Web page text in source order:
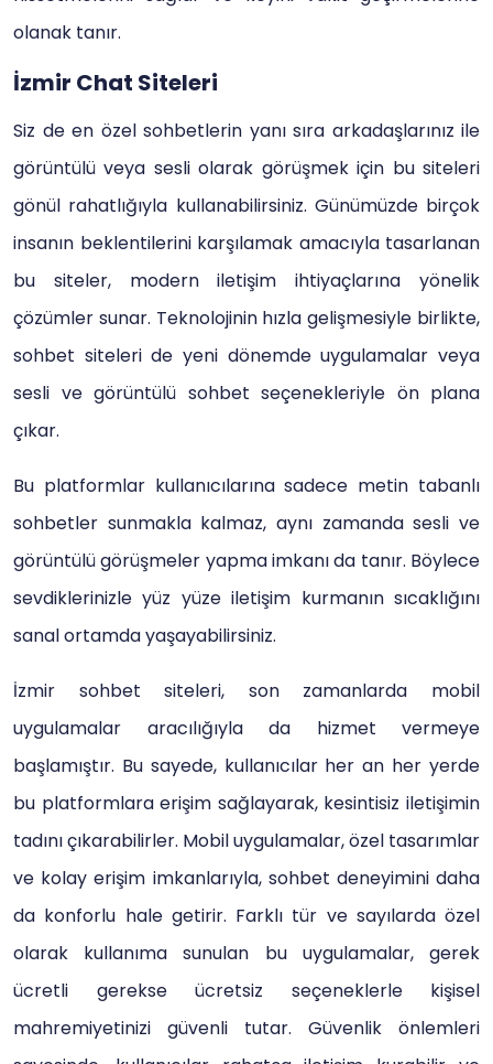
olanak tanır.
İzmir Chat Siteleri
Siz de en özel sohbetlerin yanı sıra arkadaşlarınız ile
görüntülü veya sesli olarak görüşmek için bu siteleri
gönül rahatlığıyla kullanabilirsiniz. Günümüzde birçok
insanın beklentilerini karşılamak amacıyla tasarlanan
bu siteler, modern iletişim ihtiyaçlarına yönelik
çözümler sunar. Teknolojinin hızla gelişmesiyle birlikte,
sohbet siteleri de yeni dönemde uygulamalar veya
sesli ve görüntülü sohbet seçenekleriyle ön plana
çıkar.
Bu platformlar kullanıcılarına sadece metin tabanlı
sohbetler sunmakla kalmaz, aynı zamanda sesli ve
görüntülü görüşmeler yapma imkanı da tanır. Böylece
sevdiklerinizle yüz yüze iletişim kurmanın sıcaklığını
sanal ortamda yaşayabilirsiniz.
İzmir sohbet siteleri, son zamanlarda mobil
uygulamalar aracılığıyla da hizmet vermeye
başlamıştır. Bu sayede, kullanıcılar her an her yerde
bu platformlara erişim sağlayarak, kesintisiz iletişimin
tadını çıkarabilirler. Mobil uygulamalar, özel tasarımlar
ve kolay erişim imkanlarıyla, sohbet deneyimini daha
da konforlu hale getirir. Farklı tür ve sayılarda özel
olarak kullanıma sunulan bu uygulamalar, gerek
ücretli gerekse ücretsiz seçeneklerle kişisel
mahremiyetinizi güvenli tutar. Güvenlik önlemleri